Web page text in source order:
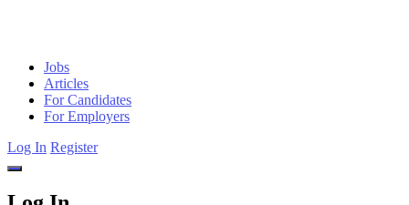
Jobs
Articles
For Candidates
For Employers
Log In Register